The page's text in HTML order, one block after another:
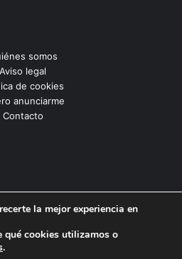
somos
Aviso legal
de cookies
anunciarme
Contacto
los derechos reservados |
la mejor experiencia en
qué cookies utilizamos o
.